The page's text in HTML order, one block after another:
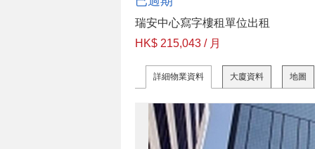
瑞安中心寫字樓租單位出租
HK$ 215,043 / 月
詳細物業資料 大廈資料 地圖